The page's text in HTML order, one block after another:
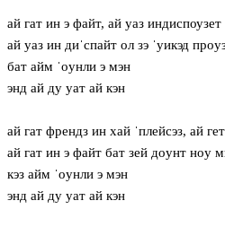
ай гат ин э файт, ай уаз индиспоузет
ай уаз ин диˈспайт ол зэ ˈуикэд
бат айм ˈoунли э мэн
энд ай ду уат ай кэн
ай гат френдз ин хай ˈплейсэз, ай
ай гат ин э файт бат зей дoунт нoу
кэз айм ˈoунли э мэн
энд ай ду уат ай кэн